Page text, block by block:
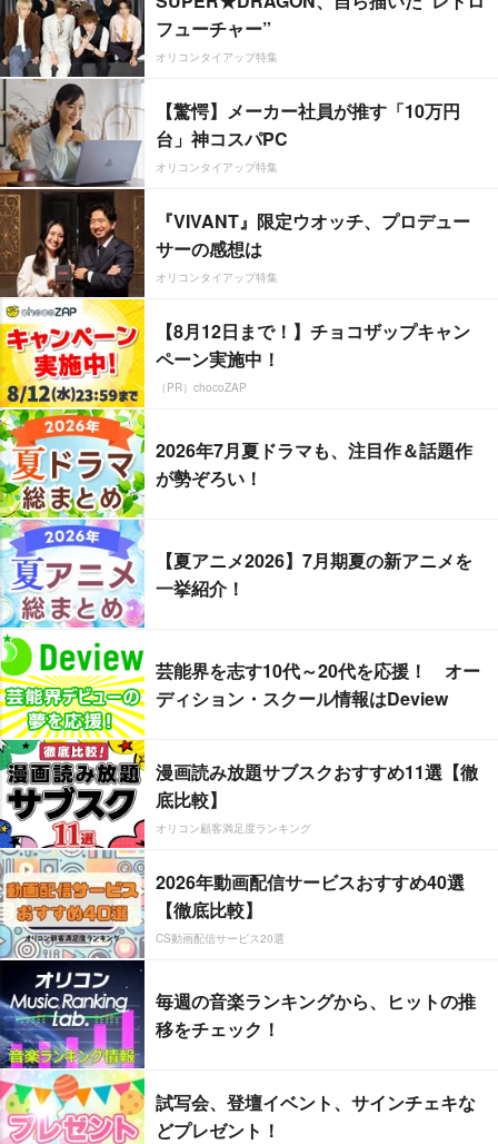
フューチャー”
オリコンタイアップ特集
【驚愕】メーカー社員が推す「10万円
台」神コスパPC
オリコンタイアップ特集
『VIVANT』限定ウオッチ、プロデュー
サーの感想は
オリコンタイアップ特集
【8月12日まで！】チョコザップキャン
ペーン実施中！
（PR）chocoZAP
2026年7月夏ドラマも、注目作＆話題作
が勢ぞろい！
【夏アニメ2026】7月期夏の新アニメを
一挙紹介！
芸能界を志す10代～20代を応援！ オー
ディション・スクール情報はDeview
漫画読み放題サブスクおすすめ11選【徹
底比較】
オリコン顧客満足度ランキング
2026年動画配信サービスおすすめ40選
【徹底比較】
CS動画配信サービス20選
毎週の音楽ランキングから、ヒットの推
移をチェック！
試写会、登壇イベント、サインチェキな
どプレゼント！